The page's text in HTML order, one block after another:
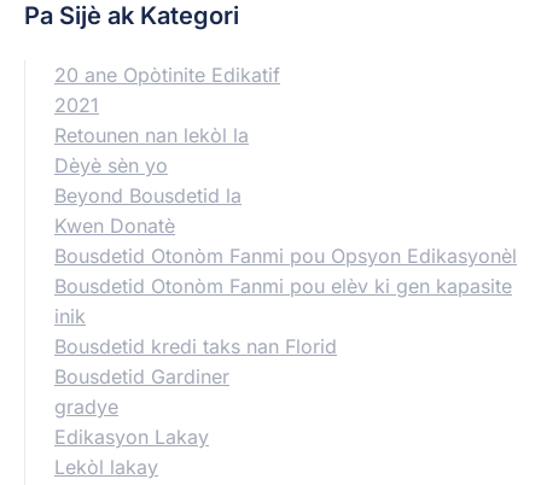
Pa Sijè ak Kategori
20 ane Opòtinite Edikatif
2021
Retounen nan lekòl la
Dèyè sèn yo
Beyond Bousdetid la
Kwen Donatè
Bousdetid Otonòm Fanmi pou Opsyon Edikasyonèl
Bousdetid Otonòm Fanmi pou elèv ki gen kapasite
inik
Bousdetid kredi taks nan Florid
Bousdetid Gardiner
gradye
Edikasyon Lakay
Lekòl lakay